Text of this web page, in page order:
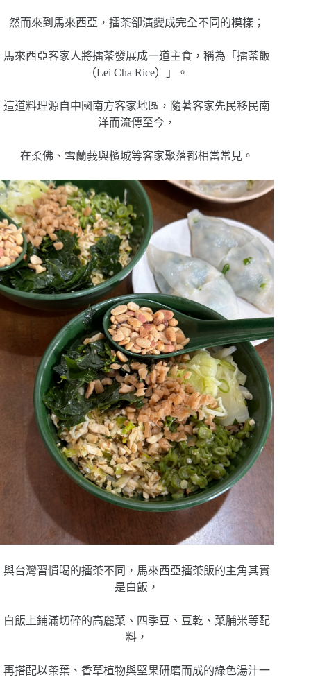
然而來到馬來西亞，擂茶卻演變成完全不同的模樣；
馬來西亞客家人將擂茶發展成一道主食，稱為「擂茶飯
（Lei Cha Rice）」。
這道料理源自中國南方客家地區，隨著客家先民移民南
洋而流傳至今，
在柔佛、雪蘭莪與檳城等客家聚落都相當常見。
與台灣習慣喝的擂茶不同，馬來西亞擂茶飯的主角其實
是白飯，
白飯上鋪滿切碎的高麗菜、四季豆、豆乾、菜脯米等配
料，
再搭配以茶葉、香草植物與堅果研磨而成的綠色湯汁一